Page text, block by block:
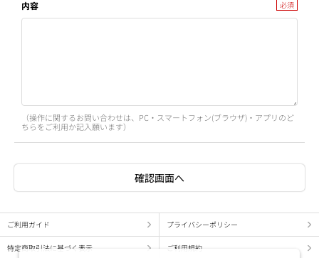
内容
（操作に関するお問い合わせは、PC・スマートフォン(ブラウザ)・アプリのど
ちらをご利用か記入願います）
ご利用ガイド プライバシーポリシー
特定商取引法に基づく表示 ご利用規約